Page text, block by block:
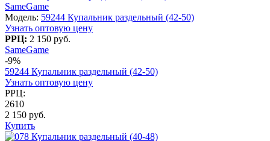
SameGame
Модель: 59244 Купальник раздельный (42-50)
Узнать оптовую цену
РРЦ: 2 150 руб.
SameGame
-9%
59244 Купальник раздельный (42-50)
Узнать оптовую цену
РРЦ:
2610
2 150 руб.
Купить